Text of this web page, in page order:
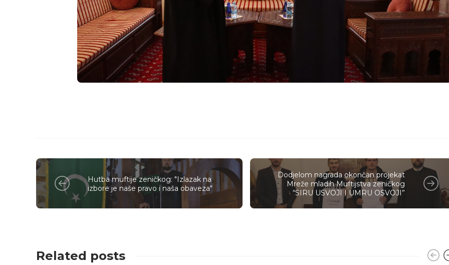
Hutba muftije zeničkog: "Izlazak na
izbore je naše pravo i naša obaveza"
Dodjelom nagrada okončan projekat
Mreže mladih Muftijstva zeničkog
“SIRU USVOJI I UMRU OSVOJI”
Related posts